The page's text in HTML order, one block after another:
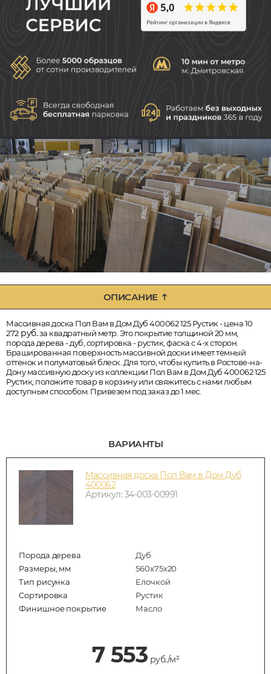
ОПИСАНИЕ
Массивная доска Пол Вам в Дом Дуб 400062 125 Рустик - цена 10
272руб.за квадратный метр. Это покрытие толщиной 20 мм,
порода дерева - дуб, сортировка - рустик, фаска с 4-х сторон.
Брашированная поверхность массивной доски имеет тёмный
оттенок и полуматовый блеск. Для того, чтобы купить в Ростове-на-
Дону массивную доску из коллекции Пол Вам в Дом Дуб 400062 125
Рустик, положите товар в корзину или свяжитесь с нами любым
доступным способом. Привезем под заказ до 1 мес.
ВАРИАНТЫ
Массивная доска Пол Вам в Дом Дуб
400062
Артикул: 34-003-00991
Порода дерева
Дуб
Размеры, мм
560x75x20
Тип рисунка
Елочкой
Сортировка
Рустик
Финишное покрытие
Масло
7 553 руб./м²